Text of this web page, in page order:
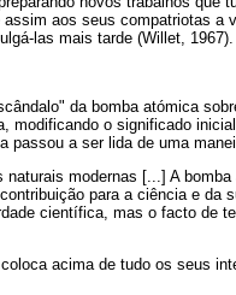
aos seus compatriotas a
las mais tarde (Willet, 1967).
da bomba atómica
modificando o significado
passou a ser lida de uma
modernas [...] A
para a ciência e da
científica, mas o facto de
acima de tudo os seus